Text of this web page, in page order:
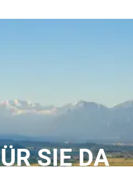
SIE DA